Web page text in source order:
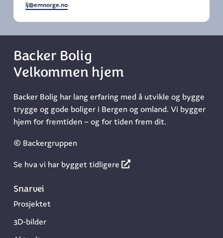
lj@emnorge.no
Backer Bolig
Velkommen hjem
Backer Bolig har lang erfaring med å utvikle og bygge
trygge og gode boliger i Bergen og omland. Vi bygger
hjem for fremtiden – og for tiden frem dit.
© Backergruppen
Se hva vi har bygget tidligere
Snarvei
Prosjektet
3D-bilder